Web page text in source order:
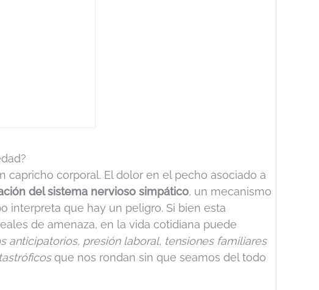
capricho corporal. El dolor en el pecho asociado a
del sistema nervioso simpático, un mecanismo
interpreta que hay un peligro. Si bien esta
de amenaza, en la vida cotidiana puede
anticipatorios, presión laboral, tensiones familiares
que nos rondan sin que seamos del todo